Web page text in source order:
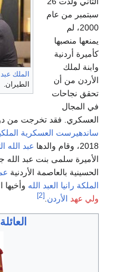
الملك عبد
الطيران.
سبتمبر من عام
2000، لم
يمنعها منصبها
كأميرة أردنية
وابنة لملك
الأردن من أن
تحقق نجاحات
في المجال
العسكري. فقد تخرجت من
ساندهيرست العسكرية
2018، وقام والدها
عبد الله
الحسينية بالعاصمة الأردنية
الملكة رانيا العبد الله وأخيها
ولي عهد الأردن.
[2]